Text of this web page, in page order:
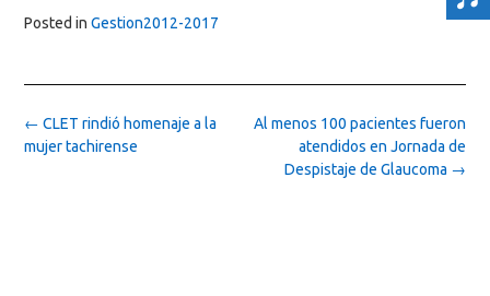
Posted in Gestion2012-2017
Post
navigation
Al menos 100 pacientes fueron
atendidos en Jornada de
Despistaje de Glaucoma →
← CLET rindió homenaje a la
mujer tachirense